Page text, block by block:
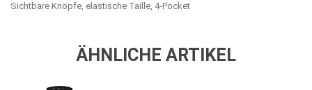
Sichtbare Knöpfe, elastische Taille, 4-Pocket
ÄHNLICHE ARTIKEL